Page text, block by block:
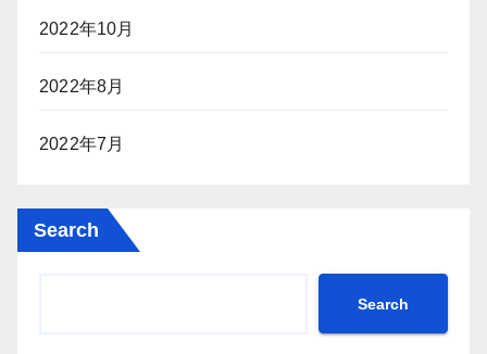
2022年10月
2022年8月
2022年7月
Search
Search